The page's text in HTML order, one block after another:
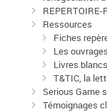
Ressources
Fiches
Les ouvrages
Livres blancs
T&TIC, la
Serious Game
Témoignages